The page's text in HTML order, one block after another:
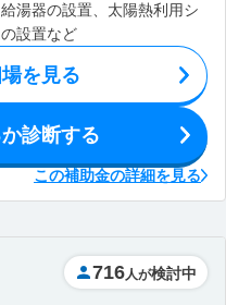
湯器の設置、太陽熱利用シ
設置など
を見る
診断する
この補助金の詳細を見る
716 人が検討中